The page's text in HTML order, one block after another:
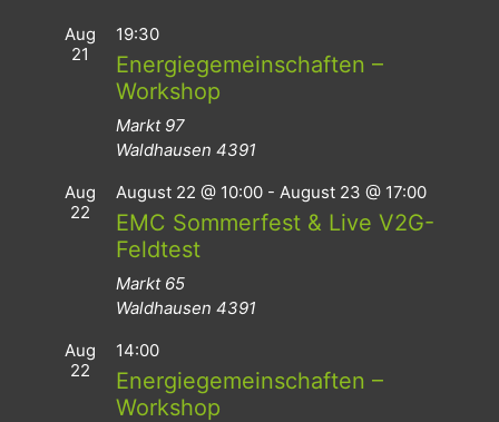
Aug
21
19:30
Energiegemeinschaften –
Workshop
Markt 97
Waldhausen 4391
Aug
22
August 22 @ 10:00 - August 23 @ 17:00
EMC Sommerfest & Live V2G-
Feldtest
Markt 65
Waldhausen 4391
Aug
22
14:00
Energiegemeinschaften –
Workshop